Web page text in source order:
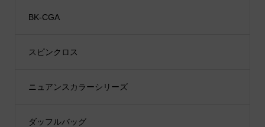
BK-CGA
スピンクロス
ニュアンスカラーシリーズ
ダッフルバッグ